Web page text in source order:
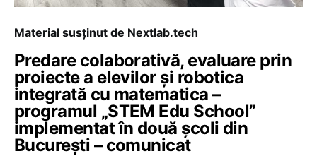
Material susținut de Nextlab.tech
Predare colaborativă, evaluare prin
proiecte a elevilor și robotica
integrată cu matematica –
programul „STEM Edu School”
implementat în două școli din
București – comunicat